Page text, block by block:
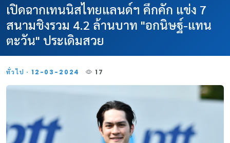
เปิดฉากเทนนิสไทยแลนด์ฯ คึกคัก แข่ง 7
สนามชิงรวม 4.2 ล้านบาท "อกนิษฐ์-แทน
ตะวัน" ประเดิมสวย
ทั่วไป · 12-03-2024 17